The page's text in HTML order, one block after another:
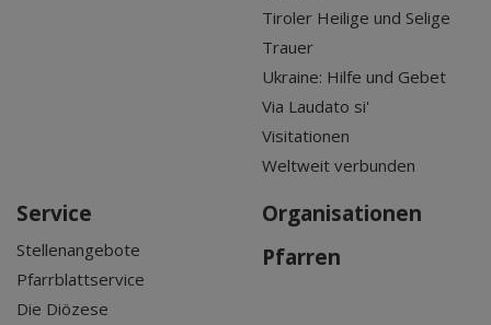
Tiroler Heilige und Selige
Trauer
Ukraine: Hilfe und Gebet
Via Laudato si'
Visitationen
Weltweit verbunden
Service
Stellenangebote
Pfarrblattservice
Die Diözese
Organisationen
Pfarren